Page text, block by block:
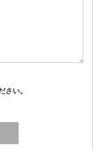
さい。